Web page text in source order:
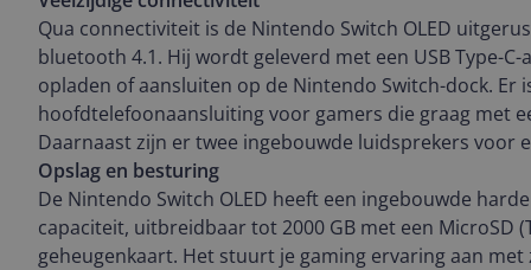
Qua connectiviteit is de Nintendo Switch OLED
bluetooth 4.1. Hij wordt geleverd met een USB Type-
opladen of aansluiten op de Nintendo Switch-dock. Er
hoofdtelefoonaansluiting voor gamers die graag met
Daarnaast zijn er twee ingebouwde luidsprekers voor
Opslag en besturing
De Nintendo Switch OLED heeft een ingebouwde
capaciteit, uitbreidbaar tot 2000 GB met een MicroSD
geheugenkaart. Het stuurt je gaming ervaring aan